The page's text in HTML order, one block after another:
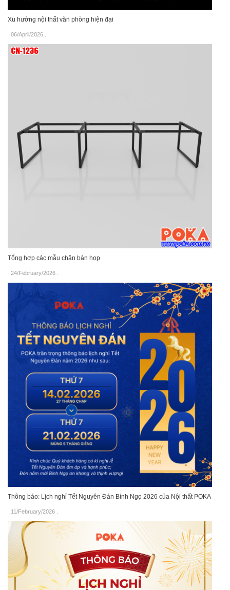
Xu hướng nội thất văn phòng hiện đại
06/April/2026
Tổng hợp các mẫu chân bàn họp
24/February/2026
Thông báo: Lịch nghỉ Tết Nguyên Đán Bính Ngọ 2026 của Nội thất POKA
11/February/2026